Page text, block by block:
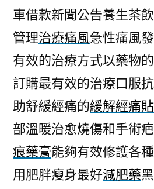
車借款新聞公告養生茶
管理治療痛風急性痛風
有效的治療方式以藥物的
訂購最有效的治療口服
助舒緩經痛的緩解經痛貼
部溫暖治愈燒傷和手術
痕藥膏能夠有效修護各
用肥胖瘦身最好減肥藥